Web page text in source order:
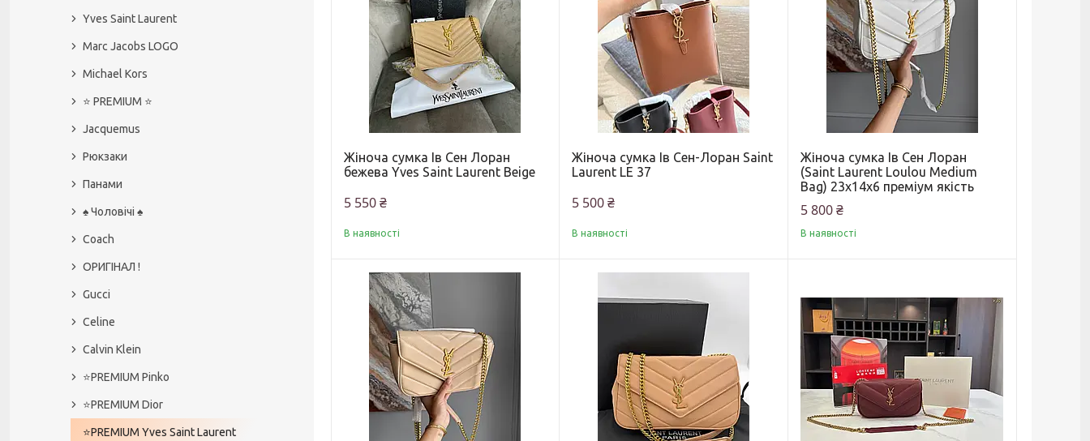
Жіноча сумка Ів Сен Лоран
бежева Yves Saint Laurent Beige
5 550 ₴
В наявності
Жіноча сумка Ів Сен-Лоран Saint
Laurent LE 37
5 500 ₴
В наявності
Жіноча сумка Ів Сен Лоран
(Saint Laurent Loulou Medium
Bag) 23х14х6 преміум якість
5 800 ₴
В наявності
Yves Saint Laurent
Marc Jacobs LOGO
Michael Kors
⭐️ PREMIUM ⭐️
Jacquemus
Рюкзаки
Панами
♠️ Чоловічі ♠️
Coach
ОРИГІНАЛ !
Gucci
Celine
Calvin Klein
⭐️PREMIUM Pinko
⭐️PREMIUM Dior
⭐️PREMIUM Yves Saint Laurent